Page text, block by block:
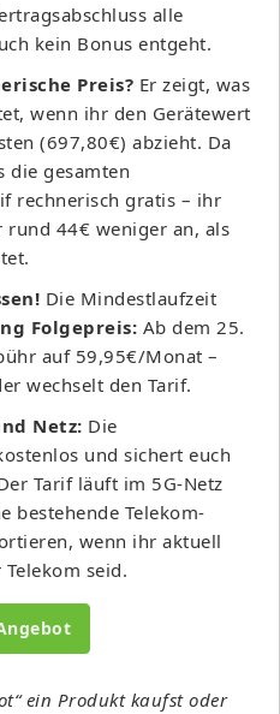
alle
kein Bonus entgeht.
Preis? Er zeigt, was
wenn ihr den Gerätewert
(697,80€) abzieht. Da
die gesamten
rechnerisch gratis – ihr
44€ weniger an, als
Die Mindestlaufzeit
Folgepreis: Ab dem 25.
auf 59,95€/Monat –
wechselt den Tarif.
Netz: Die
und sichert euch
Tarif läuft im 5G-Netz
bestehende Telekom-
wenn ihr aktuell
seid.
ein Produkt kaufst oder